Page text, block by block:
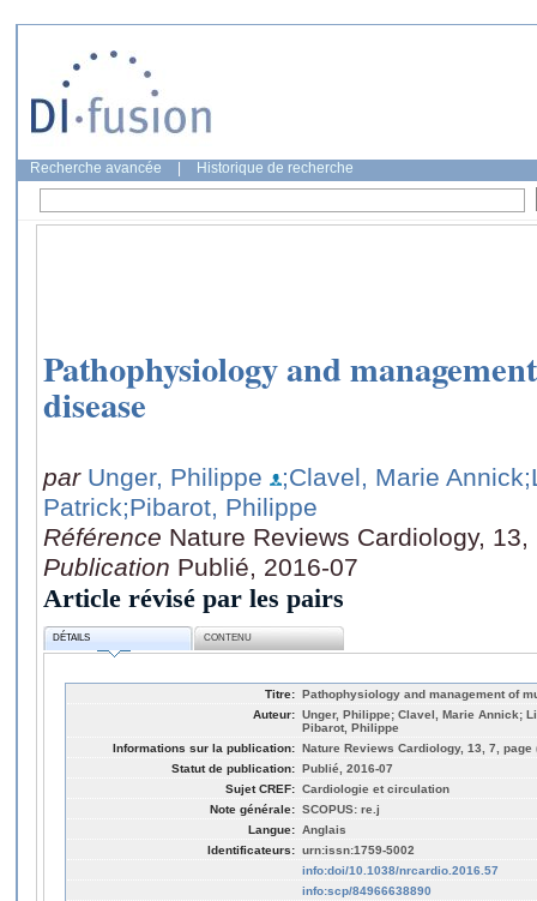
Recherche avancée Historique de recherche
Pathophysiology and
disease
par Unger, Philippe ;Clavel, Marie Annick
Patrick;Pibarot, Philippe
Référence Nature Reviews Cardiology,
Publication Publié, 2016-07
Article révisé par les pairs
DÉTAILS CONTENU
Titre: Pathophysiology and management of
Auteur: Unger, Philippe; Clavel, Marie Annick;
Pibarot, Philippe
Informations sur la publication: Nature Reviews Cardiology, 13, 7, page
Statut de publication: Publié, 2016-07
Sujet CREF: Cardiologie et circulation
Note générale: SCOPUS: re.j
Langue: Anglais
Identificateurs: urn:issn:1759-5002
info:doi/10.1038/nrcardio.2016.57
info:scp/84966638890